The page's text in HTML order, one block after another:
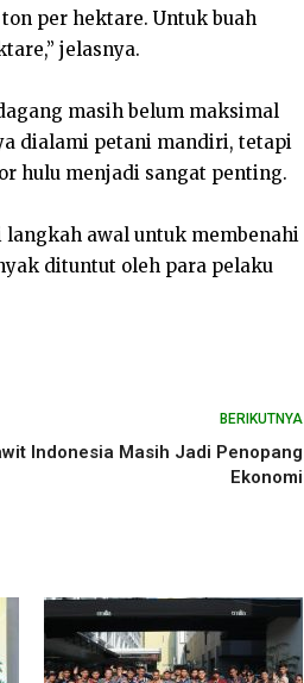
per hektare. Untuk buah
jelasnya.
masih belum maksimal
dialami petani mandiri, tetapi
hulu menjadi sangat penting.
awal untuk membenahi
dituntut oleh para pelaku
BERIKUTNYA
Indonesia Masih Jadi Penopang
Ekonomi